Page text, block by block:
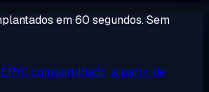
em 60 segundos. Sem
EPYC compartilhado, a partir de